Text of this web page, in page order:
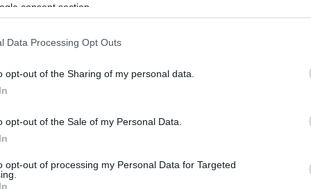
consent section.
Data Processing Opt Outs
opt-out of the Sharing of my personal data.
opt-out of the Sale of my Personal Data.
opt-out of processing my Personal Data for Targeted
10 legvérfagyasztóbb filmjét
már a Disney 1951-es animációjától
Helena Bonham Carteralakították a főbb
előadó a zene mellett a filmiparban is egyre